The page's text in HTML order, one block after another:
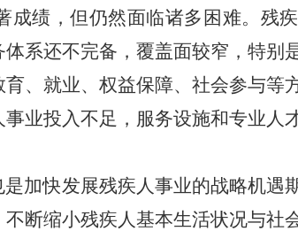
成绩，但仍然面临诸多困难。残
系还不完备，覆盖面较窄，特别
、就业、权益保障、社会参与等
业投入不足，服务设施和专业人
加快发展残疾人事业的战略机遇
断缩小残疾人基本生活状况与社